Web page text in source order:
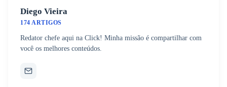
Diego Vieira
174 ARTIGOS
Redator chefe aqui na Click! Minha missão é compartilhar com
você os melhores conteúdos.